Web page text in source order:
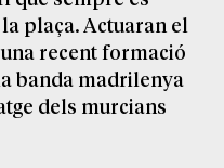
plaça. Actuaran el
recent formació
banda madrilenya
dels murcians